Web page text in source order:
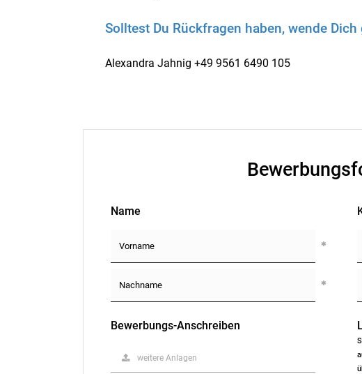
Solltest Du Rückfragen haben, wende Dich
Alexandra Jahnig +49 9561 6490 105
Name
Bewerbungs-Anschreiben
weitere Anlagen